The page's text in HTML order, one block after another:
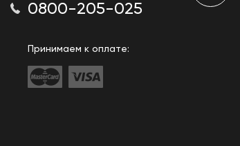
0800-205-025
Принимаем к оплате: